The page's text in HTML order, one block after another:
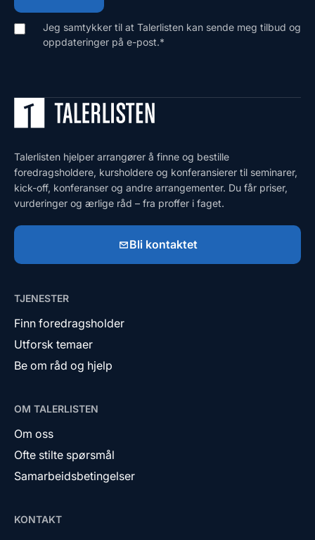
Jeg samtykker til at Talerlisten kan sende meg tilbud og
oppdateringer på e-post.*
Talerlisten hjelper arrangører å finne og bestille
foredragsholdere, kursholdere og konferansierer til seminarer,
kick-off, konferanser og andre arrangementer. Du får priser,
vurderinger og ærlige råd – fra proffer i faget.
Bli kontaktet
TJENESTER
Finn foredragsholder
Utforsk temaer
Be om råd og hjelp
OM TALERLISTEN
Om oss
Ofte stilte spørsmål
Samarbeidsbetingelser
KONTAKT